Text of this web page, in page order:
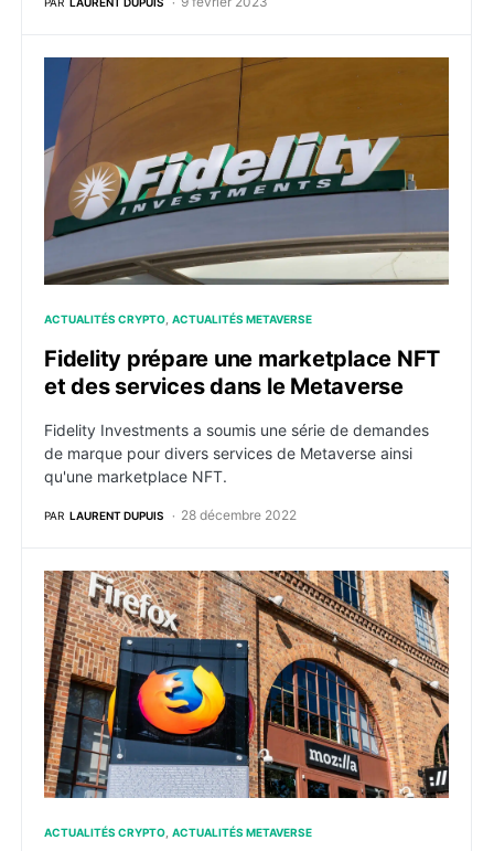
Fidelity prépare une marketplace NFT et des
ACTUALITÉS CRYPTO ACTUALITÉS METAVERSE
Fidelity prépare une marketplace NFT
et des services dans le Metaverse
Fidelity Investments a soumis une série de demandes
de marque pour divers services de Metaverse ainsi
qu'une marketplace NFT.
PAR LAURENT DUPUIS 28 décembre 2022
Le développeur de Firefox, Mozilla se lance
ACTUALITÉS CRYPTO ACTUALITÉS METAVERSE